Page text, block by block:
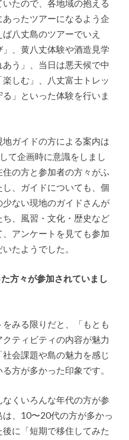
たので、各地域の抱える
ったツアーになるよう企
八丈島のツアーでいえ
、黄八丈体験や酒造見学
う」、当日は悪天候で中
しむ」、八丈富士トレッ
」といった体験を行いま
ガイドの方による案内は
て企画時に意識をしまし
の方と参加者の方々がふ
、ガイドについても、個
ない現地のガイドさんが
、風習・文化・歴史など
アンケートを見ても参加
たようでした。
方々が参加されていまし
みる限りだと、「もとも
ティビティの内容が魅力
会課題や島の魅力を感じ
方が多かった印象です。
くいろんな年代の方が参
、10〜20代の方が多かっ
に「短期で移住してみた